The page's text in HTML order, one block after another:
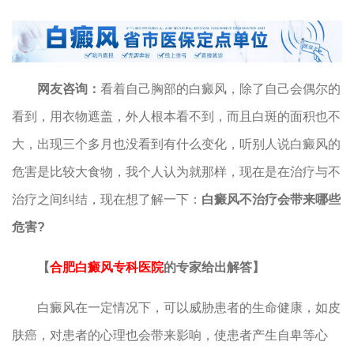
网友咨询： 看着自己胸部的白癜风，除了自己会偶尔的
看到，用衣物遮盖，外人根本看不到，而且白斑的面积也不
大，出现三个多月也没看到有什么变化，听别人说白癜风的
危害是比较大食物，我个人认为就那样，现在是在治疗与不
治疗之间纠结，现在想了解一下： 白癜风不治疗会带来哪些
危害?
【合肥白癜风专科医院的专家给出解答】
白癜风在一定情况下，可以威胁患者的生命健康，如皮
肤癌，对患者的心理也会带来影响，使患者产生自卑等心